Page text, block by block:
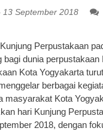
13 September 2018
Perpustakaan
bagi dunia perpustakaan
Kota Yogyakarta
berbagai
masyarakat Kota
hari Kunjung
2018, dengan